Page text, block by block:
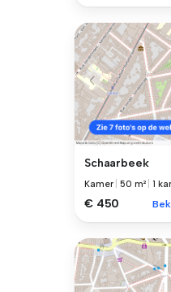
Schaarbeek
Kamer |50 m² |1
€ 450